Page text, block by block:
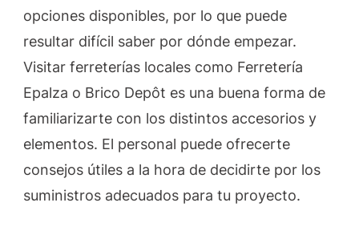
opciones disponibles, por lo que puede
resultar difícil saber por dónde empezar.
Visitar ferreterías locales como Ferretería
Epalza o Brico Depôt es una buena forma de
familiarizarte con los distintos accesorios y
elementos. El personal puede ofrecerte
consejos útiles a la hora de decidirte por los
suministros adecuados para tu proyecto.